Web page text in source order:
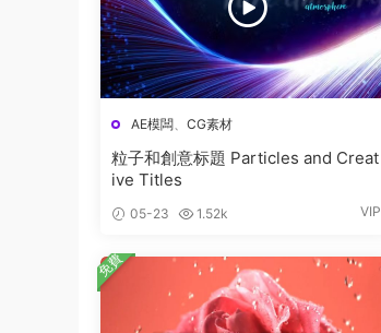
AE模闆 CG素材
粒子和創意标題 Particles and Creat
ive Titles
05-23 1.52k VIP
免費